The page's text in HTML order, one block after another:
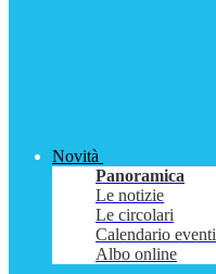
Novità
Panoramica
Le notizie
Le circolari
Calendario eventi
Albo online